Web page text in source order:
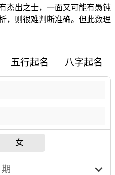
杰出之士，一面又可能有愚钝
，则很难判断准确。但此数理
五行起名 八字起名
女